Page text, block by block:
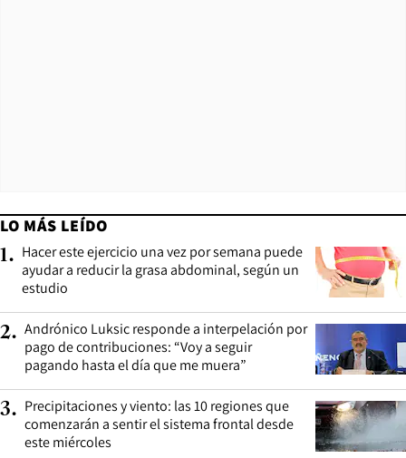
LO MÁS LEÍDO
1. Hacer este ejercicio una vez por semana puede
ayudar a reducir la grasa abdominal, según un
estudio
2. Andrónico Luksic responde a interpelación por
pago de contribuciones: “Voy a seguir
pagando hasta el día que me muera”
3. Precipitaciones y viento: las 10 regiones que
comenzarán a sentir el sistema frontal desde
este miércoles